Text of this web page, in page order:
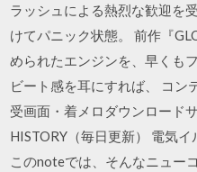
ラッシュによる熱烈な歓迎を
けてパニック状態。 前作『
められたエンジンを、早くも
ビート感を耳にすれば、 コン
受画面・着メロダウンロード
HISTORY（毎日更新） 電気
このnoteでは、そんなニュー